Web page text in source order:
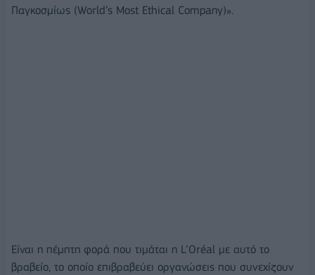
Παγκοσμίως (World’s Most Ethical Company)».
Είναι η πέμπτη φορά που τιμάται η L’Oréal με αυτό το
βραβείο, το οποίο επιβραβεύει οργανώσεις που συνεχίζουν